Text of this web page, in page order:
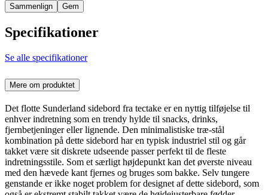
Sammenlign Gem
Specifikationer
Se alle specifikationer
Mere om produktet
Det flotte Sunderland sidebord fra tectake er en nyttig tilføjelse til
enhver indretning som en trendy hylde til snacks, drinks,
fjernbetjeninger eller lignende. Den minimalistiske træ-stål
kombination på dette sidebord har en typisk industriel stil og går
takket være sit diskrete udseende passer perfekt til de fleste
indretningsstile. Som et særligt højdepunkt kan det øverste niveau
med den hævede kant fjernes og bruges som bakke. Selv tungere
genstande er ikke noget problem for designet af dette sidebord, som